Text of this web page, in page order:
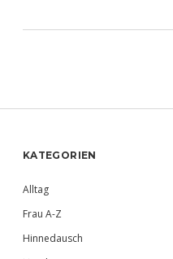
Sidebar
KATEGORIEN
Alltag
Frau A-Z
Hinnedausch